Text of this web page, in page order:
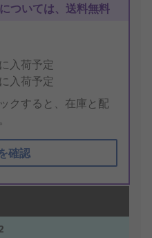
ついては、送料無料
に入荷予定
に入荷予定
クすると、在庫と配
確認